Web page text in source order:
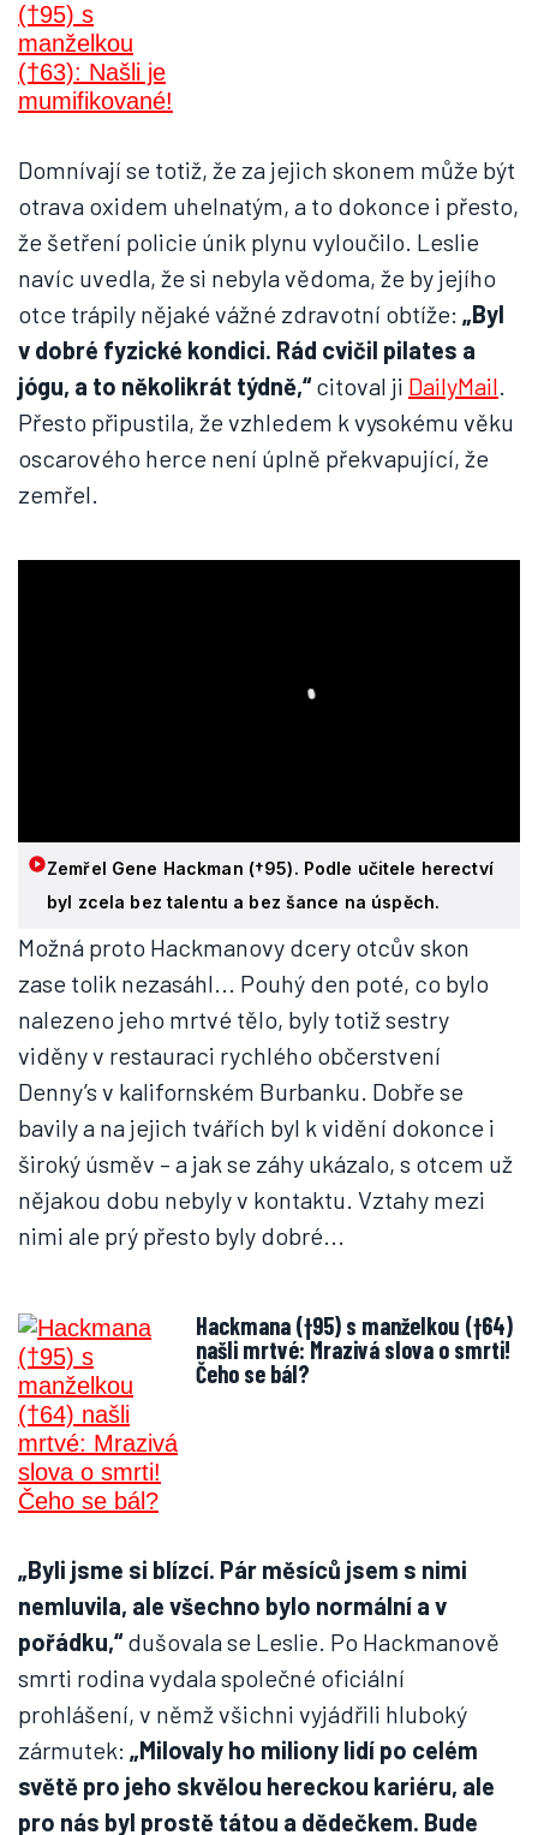
Domnívají se totiž, že za jejich skonem může být
otrava oxidem uhelnatým, a to dokonce i přesto,
že šetření policie únik plynu vyloučilo. Leslie
navíc uvedla, že si nebyla vědoma, že by jejího
otce trápily nějaké vážné zdravotní obtíže: „Byl
v dobré fyzické kondici. Rád cvičil pilates a
jógu, a to několikrát týdně,“citoval ji DailyMail.
Přesto připustila, že vzhledem k vysokému věku
oscarového herce není úplně překvapující, že
zemřel.
Zemřel Gene Hackman (†95). Podle učitele herectví
byl zcela bez talentu a bez šance na úspěch.
Možná proto Hackmanovy dcery otcův skon
zase tolik nezasáhl... Pouhý den poté, co bylo
nalezeno jeho mrtvé tělo, byly totiž sestry
viděny v restauraci rychlého občerstvení
Denny’s v kalifornském Burbanku. Dobře se
bavily a na jejich tvářích byl k vidění dokonce i
široký úsměv – a jak se záhy ukázalo, s otcem už
nějakou dobu nebyly v kontaktu. Vztahy mezi
nimi ale prý přesto byly dobré...
Hackmana (†95) s manželkou (†64)
našli mrtvé: Mrazivá slova o smrti!
Čeho se bál?
„Byli jsme si blízcí. Pár měsíců jsem s nimi
nemluvila, ale všechno bylo normální a v
pořádku,“dušovala se Leslie. Po Hackmanově
smrti rodina vydala společné oficiální
prohlášení, v němž všichni vyjádřili hluboký
zármutek: „Milovaly ho miliony lidí po celém
světě pro jeho skvělou hereckou kariéru, ale
pro nás byl prostě tátou a dědečkem. Bude